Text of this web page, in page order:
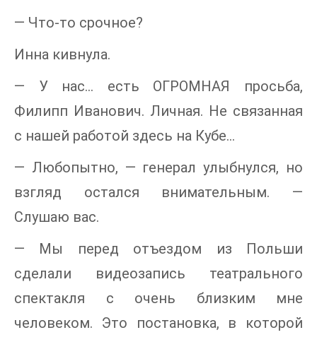
— Что-то срочное?
Инна кивнула.
— У нас… есть ОГРОМНАЯ просьба,
Филипп Иванович. Личная. Не связанная
с нашей работой здесь на Кубе…
— Любопытно, — генерал улыбнулся, но
взгляд остался внимательным. —
Слушаю вас.
— Мы перед отъездом из Польши
сделали видеозапись театрального
спектакля с очень близким мне
человеком. Это постановка, в которой